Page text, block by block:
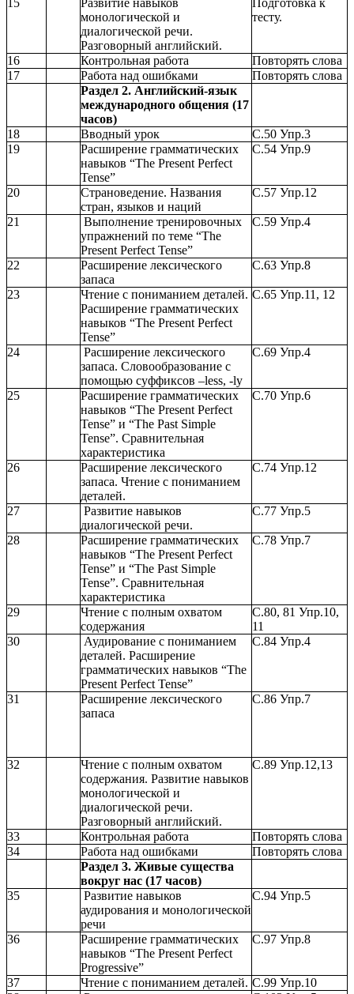
15
Развитие навыков
монологической и
диалогической речи.
Разговорный английский.
Подготовка к
тесту.
16 Контрольная работа
Повторять слова
17
Работа над ошибками
Повторять слова
Раздел 2. Английский-язык
международного общения (17
часов)
18
Вводный урок
С.50 Упр.3
19
Расширение грамматических
навыков “The Present Perfect
Tense”
С.54 Упр.9
20
Страноведение. Названия
стран, языков и наций
С.57 Упр.12
21
Выполнение тренировочных
упражнений по теме “The
Present Perfect Tense”
С.59 Упр.4
22
Расширение лексического
запаса
С.63 Упр.8
23
Чтение с пониманием деталей.
Расширение грамматических
навыков “The Present Perfect
Tense”
С.65 Упр.11, 12
24
Расширение лексического
запаса. Словообразование с
помощью суффиксов –less, -ly
С.69 Упр.4
25
Расширение грамматических
навыков “The Present Perfect
Tense” и “The Past Simple
Tense”. Сравнительная
характеристика
С.70 Упр.6
26
Расширение лексического
запаса. Чтение с пониманием
деталей.
С.74 Упр.12
27
Развитие навыков
диалогической речи.
С.77 Упр.5
28
Расширение грамматических
навыков “The Present Perfect
Tense” и “The Past Simple
Tense”. Сравнительная
характеристика
С.78 Упр.7
29
Чтение с полным охватом
содержания
С.80, 81 Упр.10,
11
30
Аудирование с пониманием
деталей. Расширение
грамматических навыков “The
Present Perfect Tense”
С.84 Упр.4
31
Расширение лексического
запаса
С.86 Упр.7
32
Чтение с полным охватом
содержания. Развитие навыков
монологической и
диалогической речи.
Разговорный английский.
С.89 Упр.12,13
33 Контрольная работа
Повторять слова
34
Работа над ошибками
Повторять слова
Раздел 3. Живые существа
вокруг нас (17 часов)
35
Развитие навыков
аудирования и монологической
речи
С.94 Упр.5
36
Расширение грамматических
навыков “The Present Perfect
Progressive”
С.97 Упр.8
37 Чтение с пониманием деталей. С.99 Упр.10